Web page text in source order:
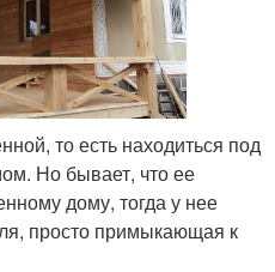
то есть находиться под
Но бывает, что ее
дому, тогда у нее
просто примыкающая к